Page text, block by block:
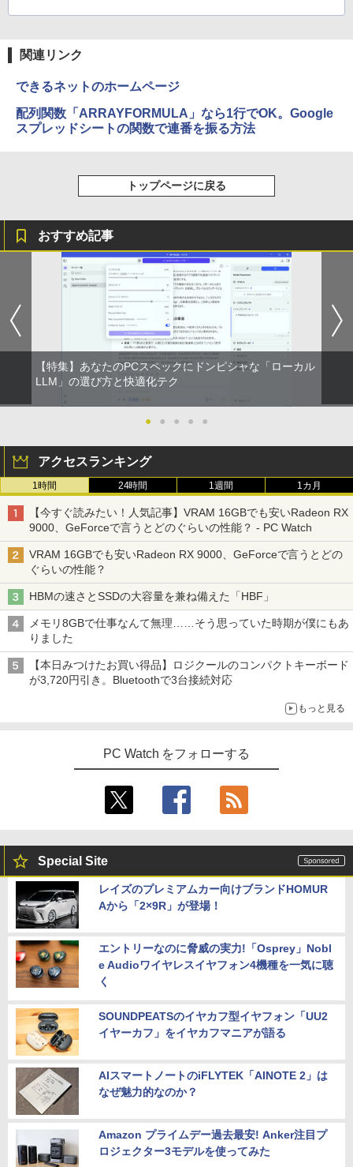
関連リンク
できるネットのホームページ
配列関数「ARRAYFORMULA」なら1行でOK。Google
スプレッドシートの関数で連番を振る方法
トップページに戻る
おすすめ記事
【特集】あなたのPCスペックにドンピシャな「ローカル
LLM」の選び方と快適化テク
● ● ● ● ●
アクセスランキング
1時間 24時間 1週間 1カ月
【今すぐ読みたい！人気記事】VRAM 16GBでも安いRadeon RX
9000、GeForceで言うとどのぐらいの性能？ - PC Watch
VRAM 16GBでも安いRadeon RX 9000、GeForceで言うとどの
ぐらいの性能？
HBMの速さとSSDの大容量を兼ね備えた「HBF」
メモリ8GBで仕事なんて無理……そう思っていた時期が僕にもあ
りました
【本日みつけたお買い得品】ロジクールのコンパクトキーボード
が3,720円引き。Bluetoothで3台接続対応
もっと見る
PC Watch をフォローする
Special Site
レイズのプレミアムカー向けブランドHOMUR
Aから「2×9R」が登場！
エントリーなのに脅威の実力!「Osprey」Nobl
e Audioワイヤレスイヤフォン4機種を一気に聴
く
SOUNDPEATSのイヤカフ型イヤフォン「UU2
イヤーカフ」をイヤカフマニアが語る
AIスマートノートのiFLYTEK「AINOTE 2」は
なぜ魅力的なのか？
Amazon プライムデー過去最安! Anker注目プ
ロジェクター3モデルを使ってみた